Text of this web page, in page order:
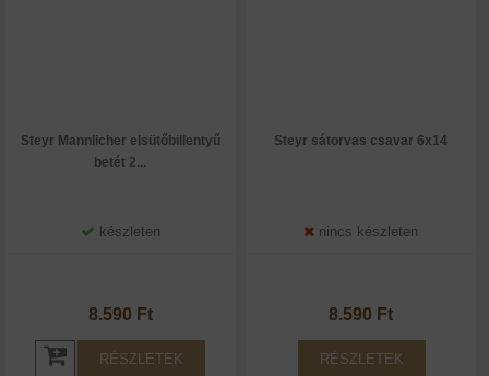
Steyr Mannlicher elsütőbillentyű
betét 2...
készleten
8.590 Ft
RÉSZLETEK
Steyr sátorvas csavar 6x14
nincs készleten
8.590 Ft
RÉSZLETEK